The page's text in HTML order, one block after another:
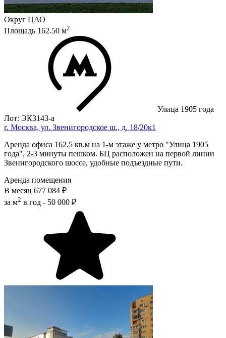
Округ ЦАО
Площадь 162.50 м2
Улица 1905 года
Лот: ЭК3143-a
г. Москва, ул. Звенигородское ш., д. 18/20к1
Аренда офиса 162,5 кв.м на 1-м этаже у мeтpo "Улица 1905
года", 2-3 минуты пешком. БЦ расположен на первой линии
Звенигородского шоссе, удобные подъездные пути.
Аренда помещения
В месяц 677 084 ₽
за м2 в год - 50 000 ₽